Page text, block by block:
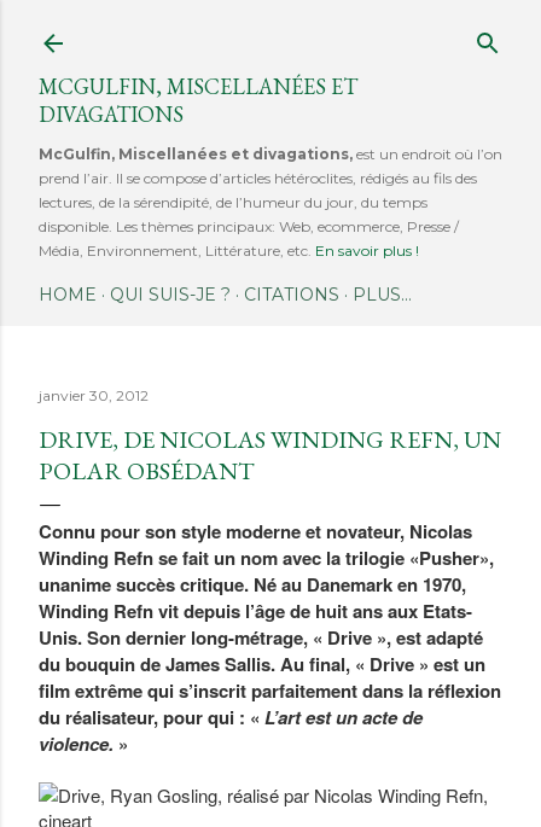
MCGULFIN, MISCELLANÉES ET
DIVAGATIONS
McGulfin, Miscellanées et divagations, est un endroit où l’on
prend l’air. Il se compose d’articles hétéroclites, rédigés au fils des
lectures, de la sérendipité, de l’humeur du jour, du temps
disponible. Les thèmes principaux: Web, ecommerce, Presse /
Média, Environnement, Littérature, etc. En savoir plus !
HOME QUI SUIS-JE ? CITATIONS PLUS…
janvier 30, 2012
DRIVE, DE NICOLAS WINDING REFN, UN
POLAR OBSÉDANT
Connu pour son style moderne et novateur, Nicolas
Winding Refn se fait un nom avec la trilogie «Pusher»,
unanime succès critique. Né au Danemark en 1970,
Winding Refn vit depuis l’âge de huit ans aux Etats-
Unis. Son dernier long-métrage, « Drive », est adapté
du bouquin de James Sallis. Au final, « Drive » est un
film extrême qui s’inscrit parfaitement dans la réflexion
du réalisateur, pour qui : « L’art est un acte de
violence. »